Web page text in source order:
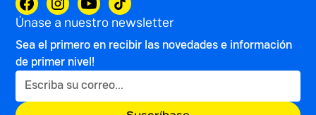
Únase a nuestro newsletter
Sea el primero en recibir las novedades e información
de primer nivel!